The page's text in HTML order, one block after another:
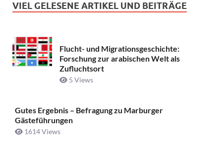
VIEL GELESENE ARTIKEL UND BEITRÄGE
Flucht- und Migrationsgeschichte:
Forschung zur arabischen Welt als
Zufluchtsort
5 Views
Gutes Ergebnis – Befragung zu Marburger
Gästeführungen
1614 Views